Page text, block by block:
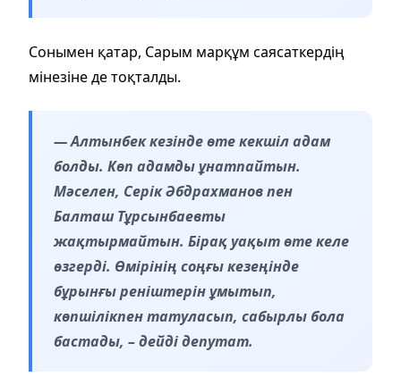
Сонымен қатар, Сарым марқұм саясаткердің
мінезіне де тоқталды.
— Алтынбек кезінде өте кекшіл адам
болды. Көп адамды ұнатпайтын.
Мәселен, Серік Әбдрахманов пен
Балташ Тұрсынбаевты
жақтырмайтын. Бірақ уақыт өте келе
өзгерді. Өмірінің соңғы кезеңінде
бұрынғы реніштерін ұмытып,
көпшілікпен татуласып, сабырлы бола
бастады, – дейді депутат.